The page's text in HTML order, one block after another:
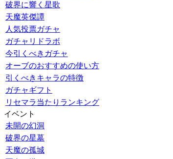
破界に響く星歌
天魔英傑譚
人気投票ガチャ
ガチャリドラボ
今引くべきガチャ
オーブのおすすめの使い方
引くべきキャラの特徴
ガチャギフト
リセマラ当たりランキング
イベント
未開の幻洞
破界の星墓
天魔の孤城